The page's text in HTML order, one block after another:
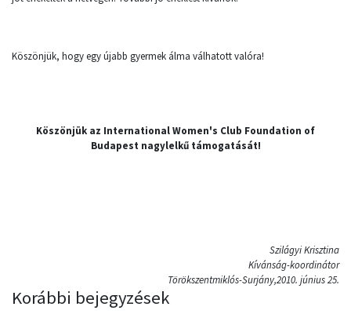
Köszönjük, hogy egy újabb gyermek álma válhatott valóra!
Köszönjük az International Women's Club Foundation of
Budapest nagylelkű támogatását!
Szilágyi Krisztina
Kívánság-koordinátor
Törökszentmiklós-Surjány,2010. június 25.
Korábbi bejegyzések